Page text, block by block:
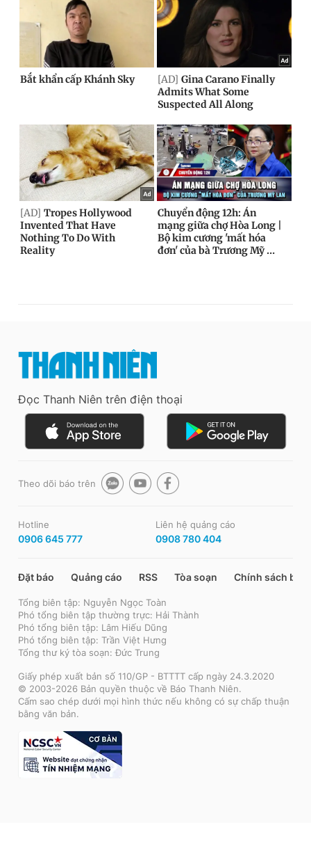
Đọc Thanh Niên trên điện thoại
Theo dõi báo trên
Hotline
0906 645 777
Liên hệ quảng cáo
0908 780 404
Đặt báo Quảng cáo RSS Tòa soạn Chính sách bảo
Tổng biên tập: Nguyễn Ngọc Toàn
Phó tổng biên tập thường trực: Hải Thành
Phó tổng biên tập: Lâm Hiếu Dũng
Phó tổng biên tập: Trần Việt Hưng
Tổng thư ký tòa soạn: Đức Trung
Giấy phép xuất bản số 110/GP - BTTTT cấp ngày 24.3.2020
© 2003-2026 Bản quyền thuộc về Báo Thanh Niên.
Cấm sao chép dưới mọi hình thức nếu không có sự chấp thuận
bằng văn bản.